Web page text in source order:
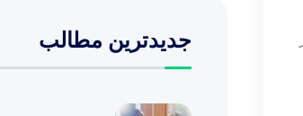
جدیدترین مطالب